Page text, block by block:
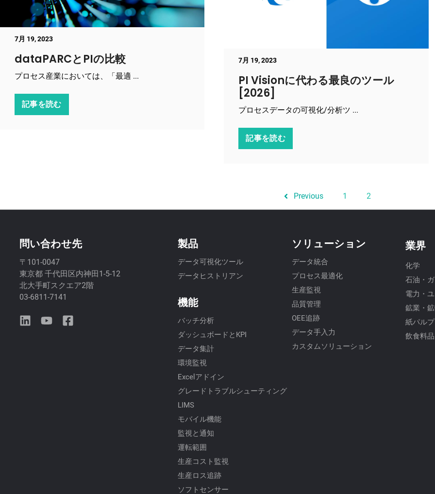
7月 19, 2023
dataPARCとPIの比較
プロセス産業においては、「最適 ...
記事を読む
7月 19, 2023
PI Visionに代わる最良のツール
[2026]
プロセスデータの可視化/分析ツ ...
記事を読む
Previous 1 2
問い合わせ先
〒101-0047
東京都 千代田区内神田1-5-12
北大手町スクエア2階
03-6811-7141
製品
データ可視化ツール
データヒストリアン
機能
バッチ分析
ダッシュボードとKPI
データ集計
環境監視
Excelアドイン
グレードトラブルシューティング
LIMS
モバイル機能
監視と通知
運転範囲
生産コスト監視
生産ロス追跡
ソフトセンサー
ソリューション
データ統合
プロセス最適化
生産監視
品質管理
OEE追跡
データ手入力
カスタムソリューション
業界
化学
石油・
電力・
鉱業・
紙パルプ
飲食料品